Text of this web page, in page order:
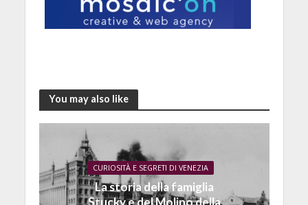
You may also like
CURIOSITÀ E SEGRETI DI VENEZIA
La storia della famiglia
Stucky e del Molino della